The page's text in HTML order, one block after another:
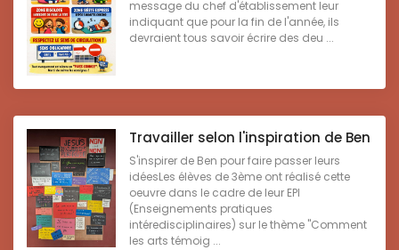
message du chef d'établissement leur
indiquant que pour la fin de l'année, ils
devraient tous savoir écrire des deu ...
Travailler selon l'inspiration de Ben
S'inspirer de Ben pour faire passer leurs
idéesLes élèves de 3ème ont réalisé cette
oeuvre dans le cadre de leur EPI
(Enseignements pratiques
intéredisciplinaires) sur le thème "Comment
les arts témoig ...